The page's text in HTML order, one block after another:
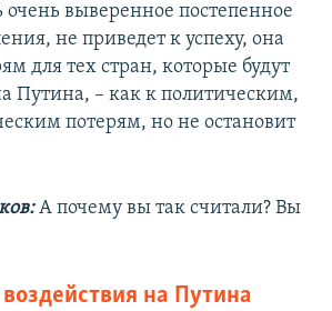
очень выверенное постепенное
не приведет к успеху, она
для тех стран, которые будут
Путина, – как к политическим,
потерям, но не остановит
А почему вы так считали? Вы
на Путина